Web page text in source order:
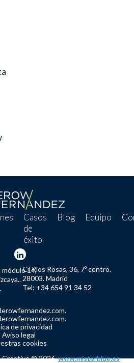
Casos
de
éxito
Blog Equipo
módulo 14,C/ Ríos Rosas, 36, 7º centro.
28003. Madrid
Tel: +34 654 91 34 52
de privacidad
Aviso legal
cookies
Creative © 2026.www.misterblue.es